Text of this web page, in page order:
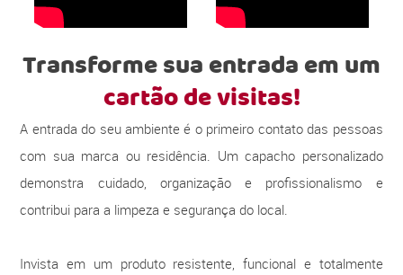
Transforme sua entrada em um
cartão de visitas!
A entrada do seu ambiente é o primeiro contato das pessoas
com sua marca ou residência. Um capacho personalizado
demonstra cuidado, organização e profissionalismo e
contribui para a limpeza e segurança do local.
Invista em um produto resistente, funcional e totalmente